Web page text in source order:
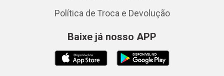
Política de Troca e Devolução
Baixe já nosso APP